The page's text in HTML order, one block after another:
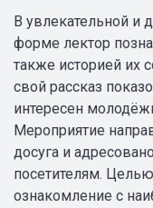
В увлекательной и
форме лектор
также историей их
свой рассказ
интересен
Мероприятие
досуга и
посетителям.
ознакомление с